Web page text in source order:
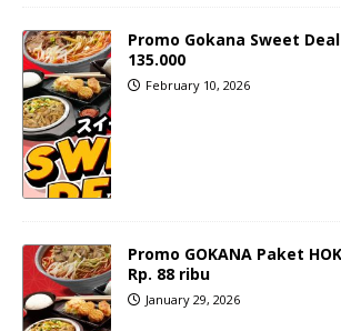
Promo Gokana Sweet
135.000
February 10, 2026
Promo GOKANA Paket
Rp. 88 ribu
January 29, 2026